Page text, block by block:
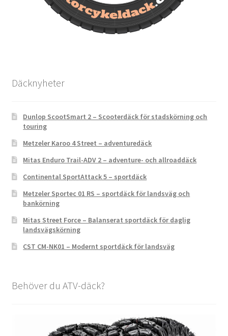
Däcknyheter
Dunlop ScootSmart 2 – Scooterdäck för stadskörning och
touring
Metzeler Karoo 4 Street – adventuredäck
Mitas Enduro Trail-ADV 2 – adventure- och allroaddäck
Continental SportAttack 5 – sportdäck
Metzeler Sportec 01 RS – sportdäck för landsväg och
bankörning
Mitas Street Force – Balanserat sportdäck för daglig
landsvägskörning
CST CM-NK01 – Modernt sportdäck för landsväg
Behöver du ATV-däck?